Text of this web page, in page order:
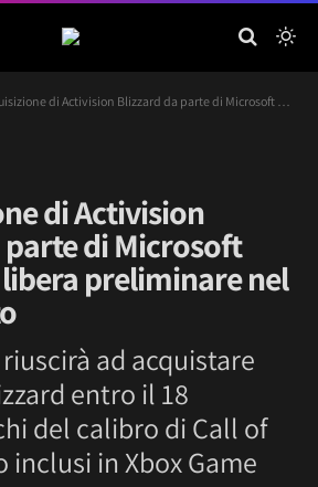
di Activision Blizzard da parte di Microsoft riceve il via libera preliminare nel Regno Unito
di Activision
di Microsoft
preliminare nel
ad acquistare
entro il 18
del calibro di Call of
inclusi in Xbox Game